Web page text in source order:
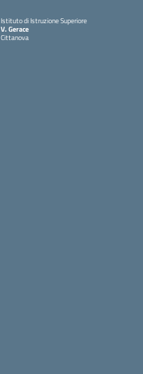
Istituto di Istruzione Superiore
V. Gerace
Cittanova